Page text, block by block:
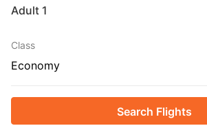
1 Adult
Class
Economy